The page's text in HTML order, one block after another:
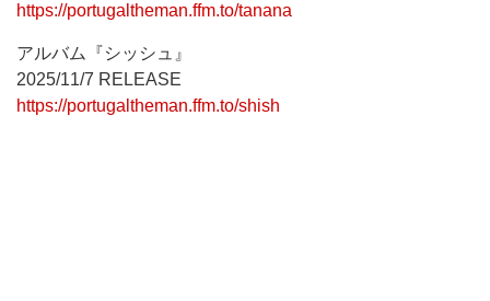
https://portugaltheman.ffm.to/tanana
アルバム『シッシュ』
2025/11/7 RELEASE
https://portugaltheman.ffm.to/shish